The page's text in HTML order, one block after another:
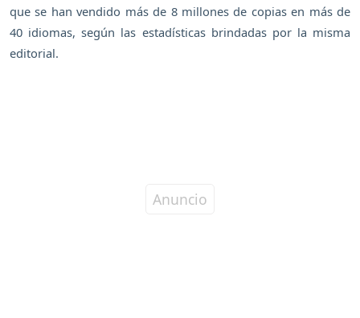
que se han vendido más de 8 millones de copias en más de
40 idiomas, según las estadísticas brindadas por la misma
editorial.